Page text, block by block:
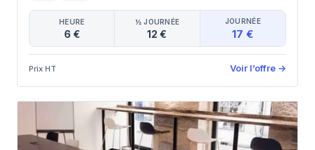
HEURE
6 €
½ JOURNÉE
12 €
JOURNÉE
17 €
Prix HT Voir l’offre →